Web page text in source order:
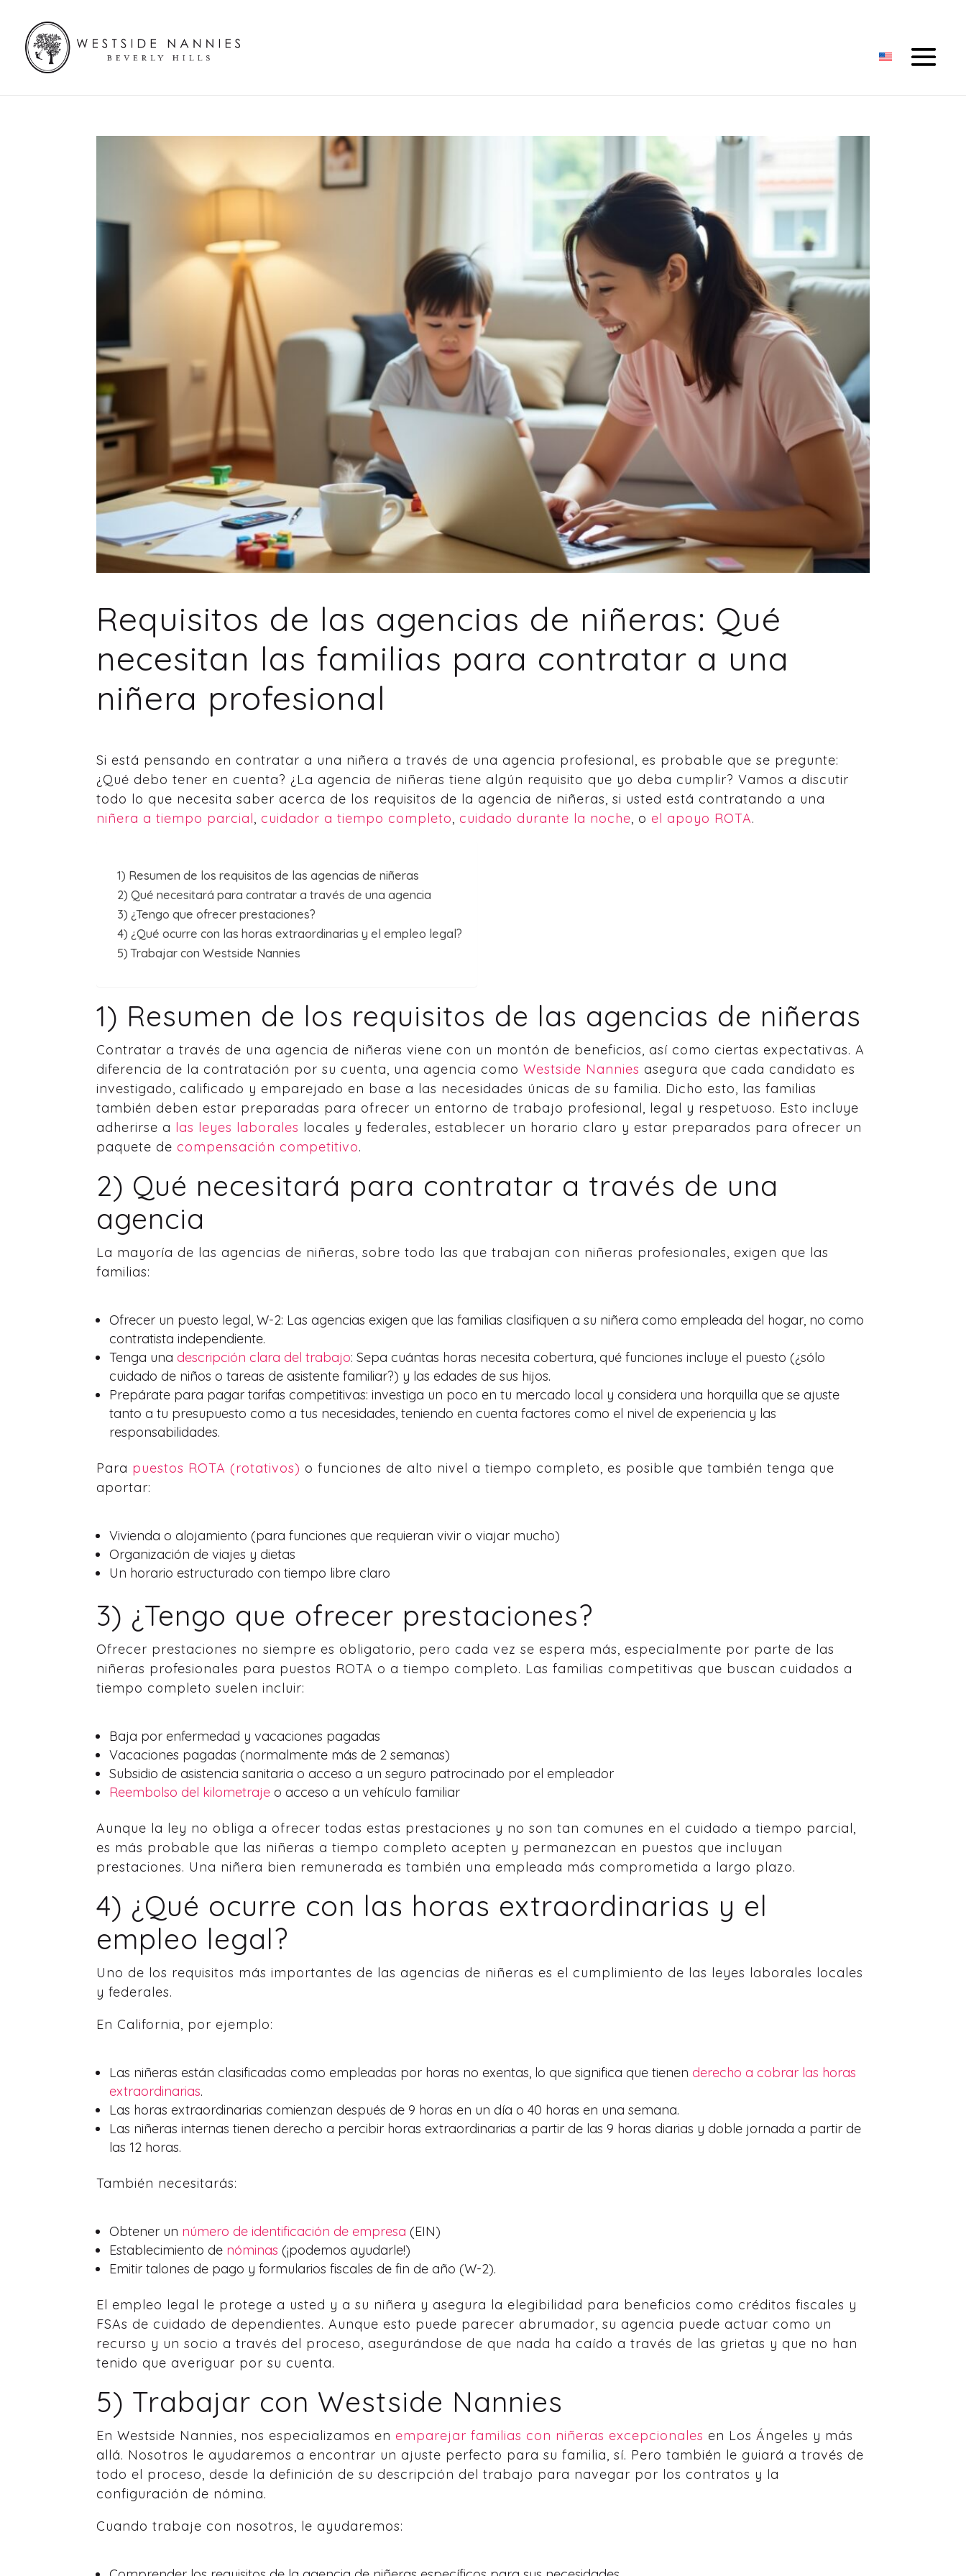
Requisitos de las agencias de niñeras: Qué
necesitan las familias para contratar a una
niñera profesional
Si está pensando en contratar a una niñera a través de una agencia profesional, es probable que se pregunte:
¿Qué debo tener en cuenta? ¿La agencia de niñeras tiene algún requisito que yo deba cumplir? Vamos a discutir
todo lo que necesita saber acerca de los requisitos de la agencia de niñeras, si usted está contratando a una
niñera a tiempo parcial, cuidador a tiempo completo, cuidado durante la noche, o el apoyo ROTA.
1) Resumen de los requisitos de las agencias de niñeras
2) Qué necesitará para contratar a través de una agencia
3) ¿Tengo que ofrecer prestaciones?
4) ¿Qué ocurre con las horas extraordinarias y el empleo legal?
5) Trabajar con Westside Nannies
1) Resumen de los requisitos de las agencias de niñeras
Contratar a través de una agencia de niñeras viene con un montón de beneficios, así como ciertas expectativas. A
diferencia de la contratación por su cuenta, una agencia comoWestside Nannies asegura que cada candidato es
investigado, calificado y emparejado en base a las necesidades únicas de su familia. Dicho esto, las familias
también deben estar preparadas para ofrecer un entorno de trabajo profesional, legal y respetuoso. Esto incluye
adherirse a las leyes laborales locales y federales, establecer un horario claro y estar preparados para ofrecer un
paquete de compensación competitivo.
2) Qué necesitará para contratar a través de una
agencia
La mayoría de las agencias de niñeras, sobre todo las que trabajan con niñeras profesionales, exigen que las
familias:
Ofrecer un puesto legal, W-2: Las agencias exigen que las familias clasifiquen a su niñera como empleada del hogar, no como
contratista independiente.
Tenga una descripción clara del trabajo: Sepa cuántas horas necesita cobertura, qué funciones incluye el puesto (¿sólo
cuidado de niños o tareas de asistente familiar?) y las edades de sus hijos.
Prepárate para pagar tarifas competitivas: investiga un poco en tu mercado local y considera una horquilla que se ajuste
tanto a tu presupuesto como a tus necesidades, teniendo en cuenta factores como el nivel de experiencia y las
responsabilidades.
Para puestos ROTA (rotativos) o funciones de alto nivel a tiempo completo, es posible que también tenga que
aportar:
Vivienda o alojamiento (para funciones que requieran vivir o viajar mucho)
Organización de viajes y dietas
Un horario estructurado con tiempo libre claro
3) ¿Tengo que ofrecer prestaciones?
Ofrecer prestaciones no siempre es obligatorio, pero cada vez se espera más, especialmente por parte de las
niñeras profesionales para puestos ROTA o a tiempo completo. Las familias competitivas que buscan cuidados a
tiempo completo suelen incluir:
Baja por enfermedad y vacaciones pagadas
Vacaciones pagadas (normalmente más de 2 semanas)
Subsidio de asistencia sanitaria o acceso a un seguro patrocinado por el empleador
Reembolso del kilometraje o acceso a un vehículo familiar
Aunque la ley no obliga a ofrecer todas estas prestaciones y no son tan comunes en el cuidado a tiempo parcial,
es más probable que las niñeras a tiempo completo acepten y permanezcan en puestos que incluyan
prestaciones. Una niñera bien remunerada es también una empleada más comprometida a largo plazo.
4) ¿Qué ocurre con las horas extraordinarias y el
empleo legal?
Uno de los requisitos más importantes de las agencias de niñeras es el cumplimiento de las leyes laborales locales
y federales.
En California, por ejemplo:
Las niñeras están clasificadas como empleadas por horas no exentas, lo que significa que tienen derecho a cobrar las horas
extraordinarias.
Las horas extraordinarias comienzan después de 9 horas en un día o 40 horas en una semana.
Las niñeras internas tienen derecho a percibir horas extraordinarias a partir de las 9 horas diarias y doble jornada a partir de
las 12 horas.
También necesitarás:
Obtener un número de identificación de empresa (EIN)
Establecimiento de nóminas (¡podemos ayudarle!)
Emitir talones de pago y formularios fiscales de fin de año (W-2).
El empleo legal le protege a usted y a su niñera y asegura la elegibilidad para beneficios como créditos fiscales y
FSAs de cuidado de dependientes. Aunque esto puede parecer abrumador, su agencia puede actuar como un
recurso y un socio a través del proceso, asegurándose de que nada ha caído a través de las grietas y que no han
tenido que averiguar por su cuenta.
5) Trabajar con Westside Nannies
En Westside Nannies, nos especializamos en emparejar familias con niñeras excepcionales en Los Ángeles y más
allá. Nosotros le ayudaremos a encontrar un ajuste perfecto para su familia, sí. Pero también le guiará a través de
todo el proceso, desde la definición de su descripción del trabajo para navegar por los contratos y la
configuración de nómina.
Cuando trabaje con nosotros, le ayudaremos: